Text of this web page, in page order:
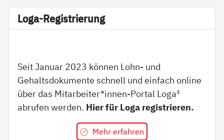
Lo­ga-Re­gi­s­trie­rung
Seit Januar 2023 können Lohn- und
Gehaltsdokumente schnell und einfach online
über das Mitarbeiter*innen-Portal Loga³
abrufen werden. Hier für Loga registrieren.
Mehr erfahren